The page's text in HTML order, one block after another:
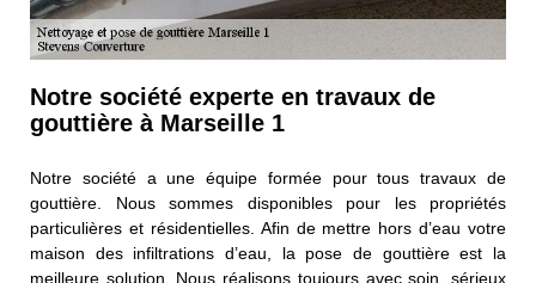
Notre société experte en travaux de
gouttière à Marseille 1
Notre société a une équipe formée pour tous travaux de
gouttière. Nous sommes disponibles pour les propriétés
particulières et résidentielles. Afin de mettre hors d’eau votre
maison des infiltrations d’eau, la pose de gouttière est la
meilleure solution. Nous réalisons toujours avec soin, sérieux